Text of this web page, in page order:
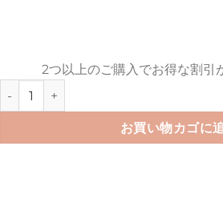
2つ以上のご購入でお得な割引
愛魚免許迷子札個
お買い物カゴに